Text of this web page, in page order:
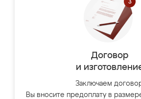
Договор
и
Заключаем
Вы вносите предоплату в